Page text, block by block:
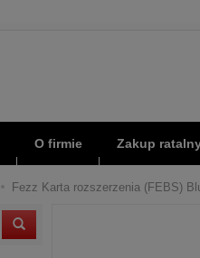
O firmie Zakup
Fezz Karta rozszerzenia (FEBS)